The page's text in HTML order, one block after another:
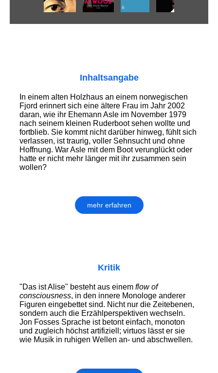
Inhaltsangabe
In einem alten Holzhaus an einem norwegischen
Fjord erinnert sich eine ältere Frau im Jahr 2002
daran, wie ihr Ehemann Asle im November 1979
nach seinem kleinen Ruderboot sehen wollte und
fortblieb. Sie kommt nicht darüber hinweg, fühlt sich
verlassen, ist traurig, voller Sehnsucht und ohne
Hoffnung. War Asle mit dem Boot verunglückt oder
hatte er nicht mehr länger mit ihr zusammen sein
wollen?
mehr erfahren
Kritik
"Das ist Alise" besteht aus einem flow of
consciousness, in den innere Monologe anderer
Figuren eingebettet sind. Nicht nur die Zeitebenen,
sondern auch die Erzählperspektiven wechseln.
Jon Fosses Sprache ist betont einfach, monoton
und zugleich höchst artifiziell; virtuos lässt er sie
wie Musik in ruhigen Wellen an- und abschwellen.